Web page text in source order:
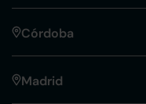
Córdoba
Madrid